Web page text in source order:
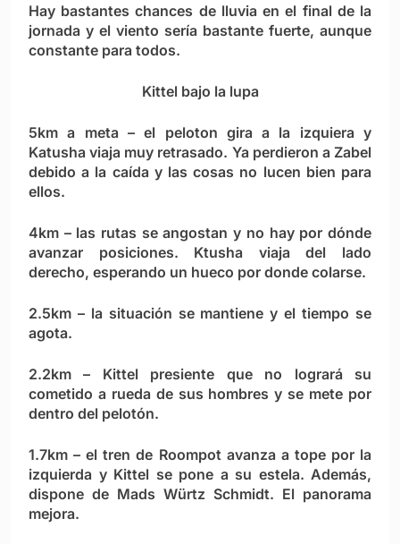
Hay bastantes chances de lluvia en el final de la
jornada y el viento sería bastante fuerte, aunque
constante para todos.
Kittel bajo la lupa
5km a meta – el peloton gira a la izquiera y
Katusha viaja muy retrasado. Ya perdieron a Zabel
debido a la caída y las cosas no lucen bien para
ellos.
4km – las rutas se angostan y no hay por dónde
avanzar posiciones. Ktusha viaja del lado
derecho, esperando un hueco por donde colarse.
2.5km – la situación se mantiene y el tiempo se
agota.
2.2km – Kittel presiente que no logrará su
cometido a rueda de sus hombres y se mete por
dentro del pelotón.
1.7km – el tren de Roompot avanza a tope por la
izquierda y Kittel se pone a su estela. Además,
dispone de Mads Würtz Schmidt. El panorama
mejora.